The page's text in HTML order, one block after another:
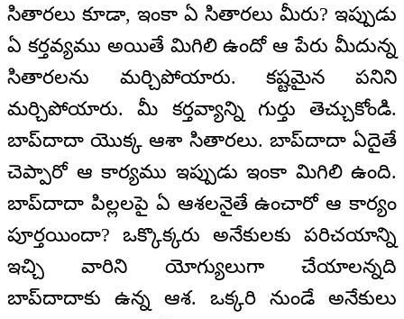
సితారలు కూడా, ఇంకా ఏ సితారలు మీరు? ఇప్పుడు
ఏ కర్తవ్యము అయితే మిగిలి ఉందో ఆ పేరు మీదున్న
సితారలను మర్చిపోయారు. కష్టమైన పనిని
మర్చిపోయారు. మీ కర్తవ్యాన్ని గుర్తు తెచ్చుకోండి.
బాప్‌దాదా యొక్క ఆశా సితారలు. బాప్‌దాదా ఏదైతే
చెప్పారో ఆ కార్యము ఇప్పుడు ఇంకా మిగిలి ఉంది.
బాప్‌దాదా పిల్లలపై ఏ ఆశలనైతే ఉంచారో ఆ కార్యం
పూర్తయిందా? ఒక్కొక్కరు అనేకులకు పరిచయాన్ని
ఇచ్చి వారిని యోగ్యులుగా చేయాలన్నది
బాప్‌దాదాకు ఉన్న ఆశ. ఒక్కరి నుండే అనేకులు